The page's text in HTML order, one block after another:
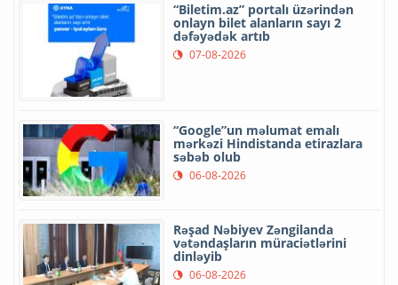
“Biletim.az” portalı üzərindən
onlayn bilet alanların sayı 2
dəfəyədək artıb
07-08-2026
“Google”un məlumat emalı
mərkəzi Hindistanda etirazlara
səbəb olub
06-08-2026
Rəşad Nəbiyev Zəngilanda
vətəndaşların müraciətlərini
dinləyib
06-08-2026